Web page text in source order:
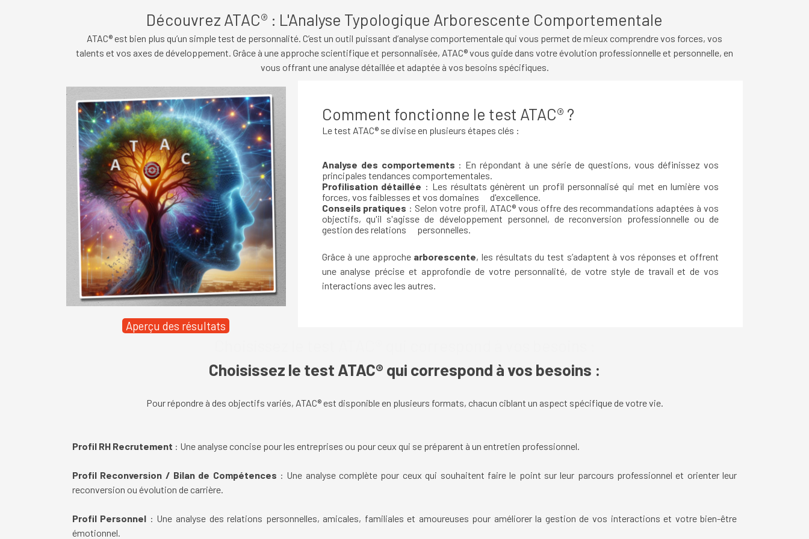
Découvrez ATAC® : L'Analyse Typologique Arborescente Comportementale
ATAC® est bien plus qu’un simple test de personnalité. C’est un outil puissant d’analyse comportementale qui vous permet de mieux comprendre vos forces, vos
talents et vos axes de développement. Grâce à une approche scientifique et personnalisée, ATAC® vous guide dans votre évolution professionnelle et personnelle, en
vous offrant une analyse détaillée et adaptée à vos besoins spécifiques.
Aperçu des résultats
Comment fonctionne le test ATAC® ?
Le test ATAC® se divise en plusieurs étapes clés :
Analyse des comportements : En répondant à une série de questions, vous définissez vos
principales tendances comportementales.
Profilisation détaillée : Les résultats génèrent un profil personnalisé qui met en lumière vos
forces, vos faiblesses et vos domaines d'excellence.
Conseils pratiques : Selon votre profil, ATAC® vous offre des recommandations adaptées à vos
objectifs, qu'il s'agisse de développement personnel, de reconversion professionnelle ou de
gestion des relations personnelles.
Grâce à une approche arborescente, les résultats du test s’adaptent à vos réponses et offrent
une analyse précise et approfondie de votre personnalité, de votre style de travail et de vos
interactions avec les autres.
Choisissez le test ATAC® qui correspond à vos besoins :
Pour répondre à des objectifs variés, ATAC® est disponible en plusieurs formats, chacun ciblant un aspect spécifique de votre vie.
Profil RH Recrutement : Une analyse concise pour les entreprises ou pour ceux qui se préparent à un entretien professionnel.
Profil Reconversion / Bilan de Compétences : Une analyse complète pour ceux qui souhaitent faire le point sur leur parcours professionnel et orienter leur
reconversion ou évolution de carrière.
Profil Personnel : Une analyse des relations personnelles, amicales, familiales et amoureuses pour améliorer la gestion de vos interactions et votre bien-être
émotionnel.